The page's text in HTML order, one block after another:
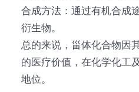
合成方法：通过有机合成
衍生物。
总的来说，甾体化合物因
的医疗价值，在化学化工
地位。